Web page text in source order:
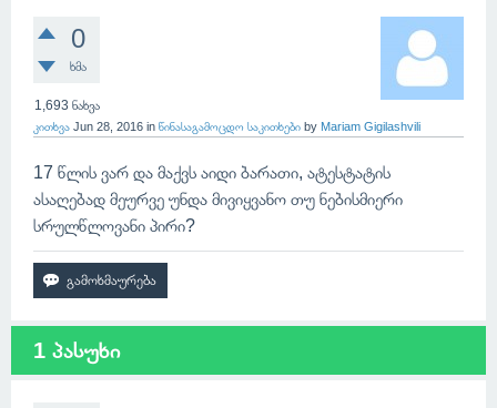
0
ხმა
1,693 ნახვა
კითხვა Jun 28, 2016 in წინასაგამოცდო საკითხები by Mariam Gigilashvili
17 წლის ვარ და მაქვს აიდი ბარათი, ატესტატის
ასაღებად მეურვე უნდა მივიყვანო თუ ნებისმიერი
სრულწლოვანი პირი?
1 პასუხი